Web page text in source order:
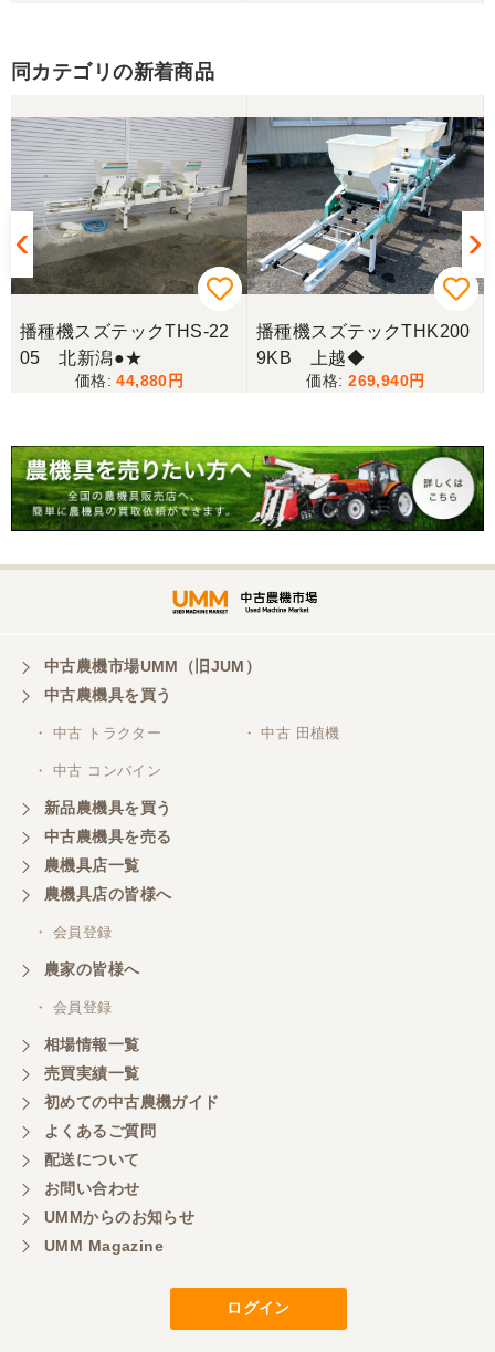
同カテゴリの新着商品
播種機スズテックTHS-22
05 北新潟●★
44,880
播種機スズテックTHK200
9KB 上越◆
269,940
中古農機市場UMM（旧JUM）
中古農機具を買う
・ 中古 トラクター ・ 中古 田植機
・ 中古 コンバイン
新品農機具を買う
中古農機具を売る
農機具店一覧
農機具店の皆様へ
・ 会員登録
農家の皆様へ
・ 会員登録
相場情報一覧
売買実績一覧
初めての中古農機ガイド
よくあるご質問
配送について
お問い合わせ
UMMからのお知らせ
UMM Magazine
ログイン